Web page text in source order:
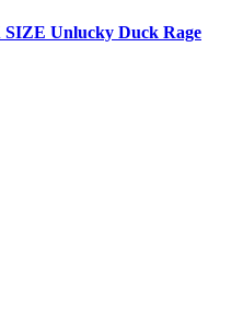
Unlucky Duck Rage